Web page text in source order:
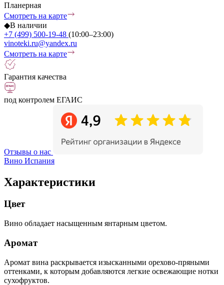
Планерная
Смотреть на карте
◆В наличии
+7 (499) 500-19-48 (10:00–23:00)
vinoteki.ru@yandex.ru
Смотреть на карте
Гарантия качества
под контролем ЕГАИС
Отзывы о нас
Вино Испания
Характеристики
Цвет
Вино обладает насыщенным янтарным цветом.
Аромат
Аромат вина раскрывается изысканными орехово-пряными
оттенками, к которым добавляются легкие освежающие нотки
сухофруктов.